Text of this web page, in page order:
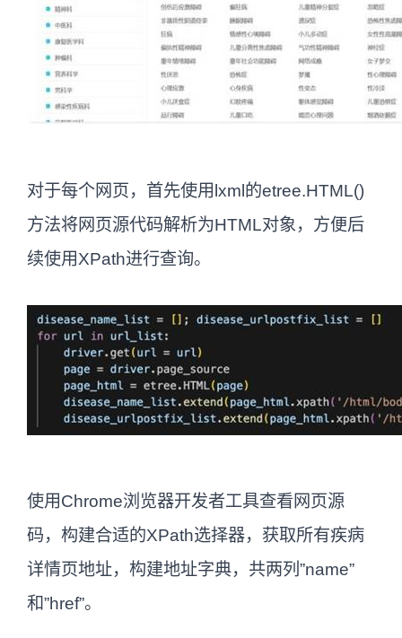
对于每个网页，首先使用lxml的etree.HTML()
方法将网页源代码解析为HTML对象，方便后
续使用XPath进行查询。
使用Chrome浏览器开发者工具查看网页源
码，构建合适的XPath选择器，获取所有疾病
详情页地址，构建地址字典，共两列”name”
和”href”。